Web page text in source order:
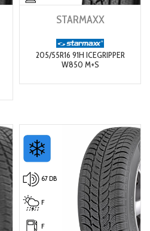
STARMAXX
205/55R16 91H ICEGRIPPER
W850 M+S
67 DB
F
F